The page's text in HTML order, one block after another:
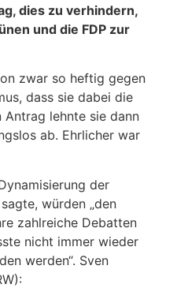
dies zu verhindern,
und die FDP zur
zwar so heftig gegen
dass sie dabei die
Antrag lehnte sie dann
ab. Ehrlicher war
der
würden „den
zahlreiche Debatten
nicht immer wieder
werden“. Sven